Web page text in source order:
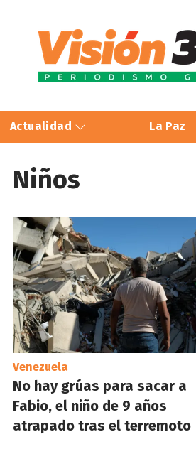
Actualidad La Paz
Niños
Venezuela
No hay grúas para sacar a
Fabio, el niño de 9 años
atrapado tras el terremoto